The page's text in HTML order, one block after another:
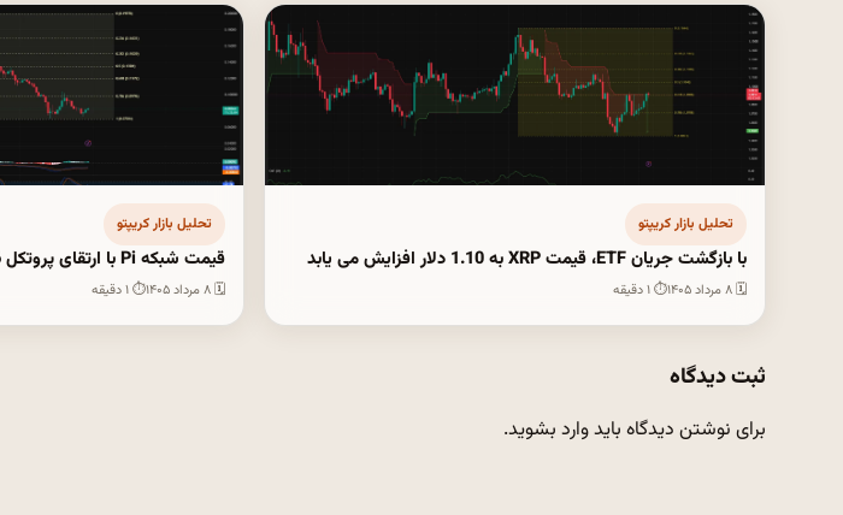
تحلیل بازار کریپتو
با بازگشت جریان ETF، قیمت XRP به 1.10 دلار افزایش می یابد
🗓 ۸ مرداد ۱۴۰۵ ⏱ ۱ دقیقه
تحلیل بازار کریپتو
قیمت شبکه Pi با ارتقای پروتکل 26 7 درصد افزایش یافت
🗓 ۸ مرداد ۱۴۰۵ ⏱ ۱ دقیقه
ثبت دیدگاه
برای نوشتن دیدگاه بایدوارد بشوید.